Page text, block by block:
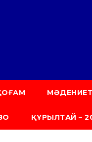
МӘДЕНИЕТ
ҚҰРЫЛТАЙ –